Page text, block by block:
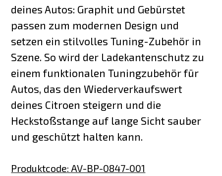
deines Autos: Graphit und Gebürstet
passen zum modernen Design und
setzen ein stilvolles Tuning-Zubehör in
Szene. So wird der Ladekantenschutz zu
einem funktionalen Tuningzubehör für
Autos, das den Wiederverkaufswert
deines Citroen steigern und die
Heckstoßstange auf lange Sicht sauber
und geschützt halten kann.
Produktcode: AV-BP-0847-001